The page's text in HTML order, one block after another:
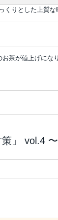
りとした上質な
お茶が値上げにな
策」 vol.4